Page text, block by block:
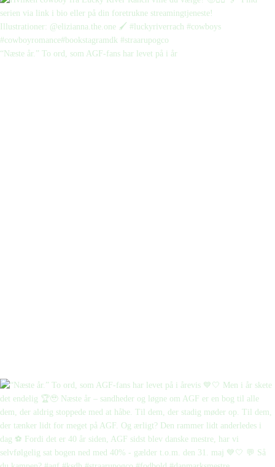
“Næste år.” To ord, som AGF-fans har levet på i år